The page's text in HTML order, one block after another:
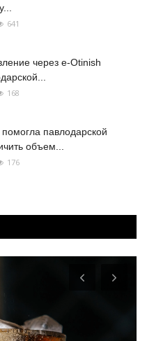
641
через e-Otinish
168
павлодарской
объем...
176